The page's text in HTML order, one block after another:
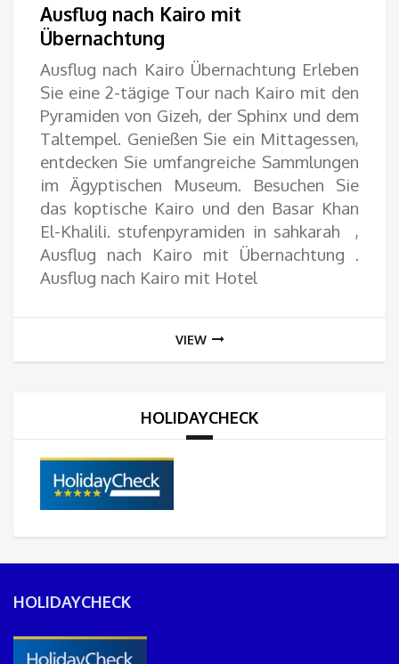
Ausflug nach Kairo mit
Übernachtung
Ausflug nach Kairo Übernachtung Erleben
Sie eine 2-tägige Tour nach Kairo mit den
Pyramiden von Gizeh, der Sphinx und dem
Taltempel. Genießen Sie ein Mittagessen,
entdecken Sie umfangreiche Sammlungen
im Ägyptischen Museum. Besuchen Sie
das koptische Kairo und den Basar Khan
El-Khalili. stufenpyramiden in sahkarah ,
Ausflug nach Kairo mit Übernachtung .
Ausflug nach Kairo mit Hotel
VIEW
HOLIDAYCHECK
HOLIDAYCHECK